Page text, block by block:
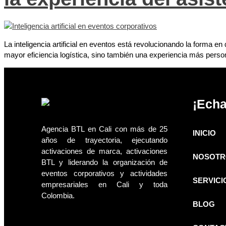
La inteligencia artificial en eventos está revolucionando la forma
mayor eficiencia logística, sino también una experiencia más
Agencia BTL en Cali con más de 25
años de trayectoria, ejecutando
activaciones de marca, activaciones
BTL y liderando la organización de
eventos corporativos y actividades
empresariales en Cali y toda
Colombia.
INICIO
BLOG